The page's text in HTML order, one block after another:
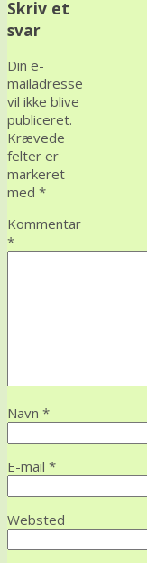
Skriv et
svar
Din e-
mailadresse
vil ikke blive
publiceret.
Krævede
felter er
markeret
med *
Kommentar
*
Navn *
E-mail *
Websted